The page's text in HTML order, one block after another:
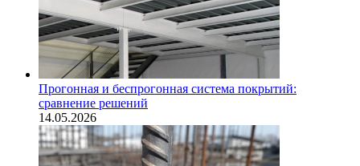
Прогонная и беспрогонная система покрытий:
сравнение решений
14.05.2026